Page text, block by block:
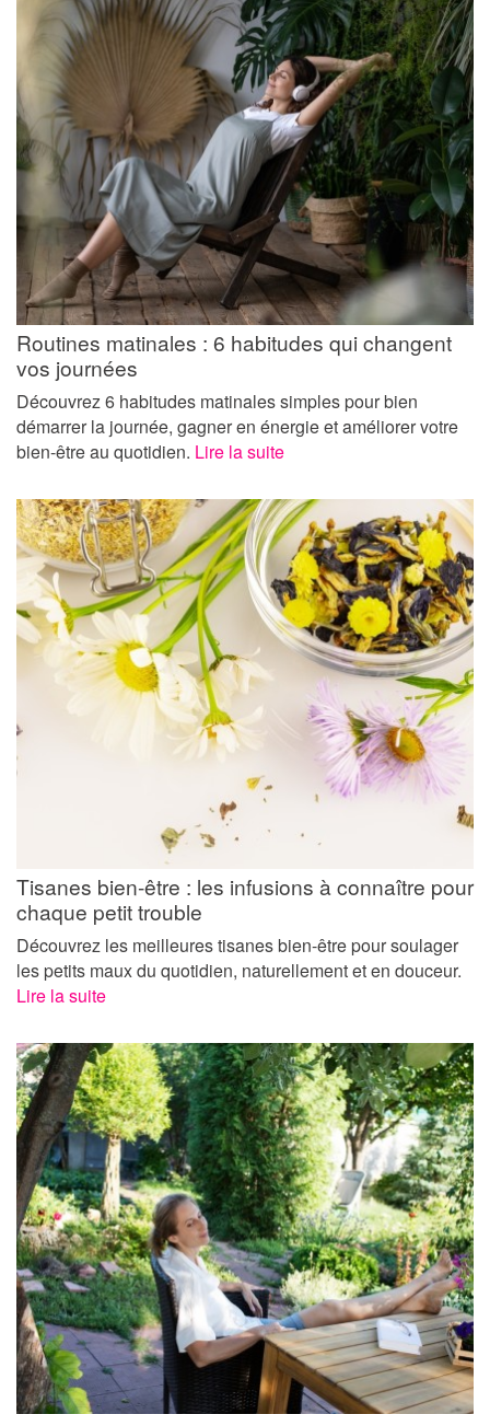
Routines matinales : 6 habitudes qui changent
vos journées
Découvrez 6 habitudes matinales simples pour bien
démarrer la journée, gagner en énergie et améliorer votre
bien-être au quotidien. Lire la suite
Tisanes bien-être : les infusions à connaître pour
chaque petit trouble
Découvrez les meilleures tisanes bien-être pour soulager
les petits maux du quotidien, naturellement et en douceur.
Lire la suite